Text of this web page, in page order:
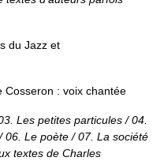
du Jazz et
Cosseron : voix chantée
Les petites particules / 04.
06. Le poète / 07. La société
textes de Charles